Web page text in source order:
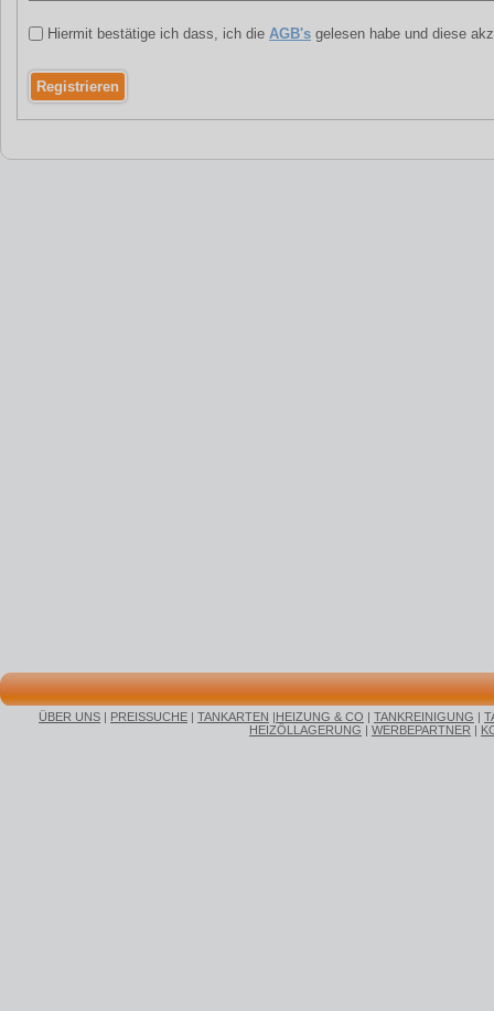
Hiermit bestätige ich dass, ich die AGB's gelesen habe und diese
ÜBER UNS | PREISSUCHE | TANKARTEN |HEIZUNG & CO | TANKREINIGUNG |
HEIZÖLLAGERUNG | WERBEPARTNER |